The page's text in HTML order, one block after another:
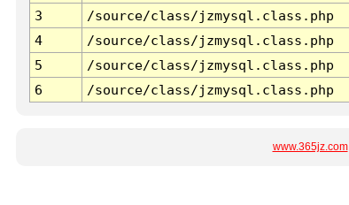
3
/source/class/jzmysql.class.php
4
/source/class/jzmysql.class.php
5
/source/class/jzmysql.class.php
6
/source/class/jzmysql.class.php
www.365jz.com